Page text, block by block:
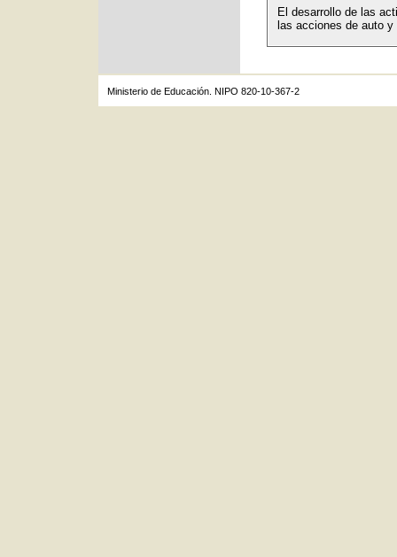
El desarrollo de las
las acciones de auto
Ministerio de Educación. NIPO 820-10-367-2